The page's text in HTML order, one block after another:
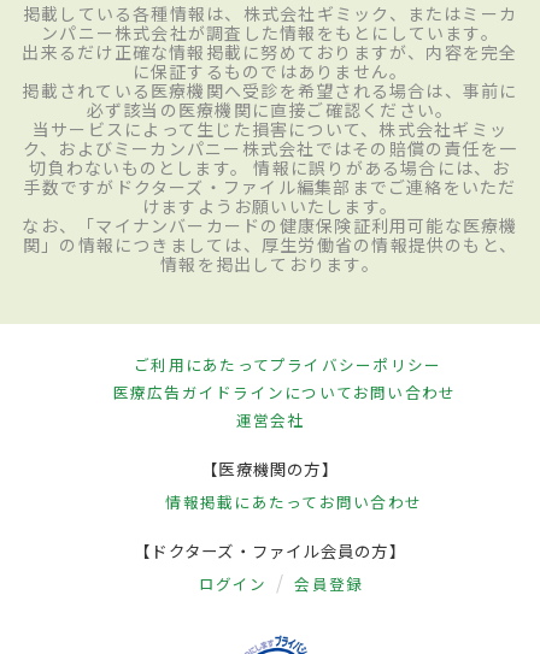
掲載している各種情報は、株式会社ギミック、またはミーカ
ンパニー株式会社が調査した情報をもとにしています。
出来るだけ正確な情報掲載に努めておりますが、内容を完全
に保証するものではありません。
掲載されている医療機関へ受診を希望される場合は、事前に
必ず該当の医療機関に直接ご確認ください。
当サービスによって生じた損害について、株式会社ギミッ
ク、およびミーカンパニー株式会社ではその賠償の責任を一
切負わないものとします。 情報に誤りがある場合には、お
手数ですがドクターズ・ファイル編集部までご連絡をいただ
けますようお願いいたします。
なお、「マイナンバーカードの健康保険証利用可能な医療機
関」の情報につきましては、厚生労働省の情報提供のもと、
情報を掲出しております。
ご利用にあたってプライバシーポリシー
医療広告ガイドラインについてお問い合わせ
運営会社
【医療機関の方】
情報掲載にあたって お問い合わせ
【ドクターズ・ファイル会員の方】
ログイン 会員登録